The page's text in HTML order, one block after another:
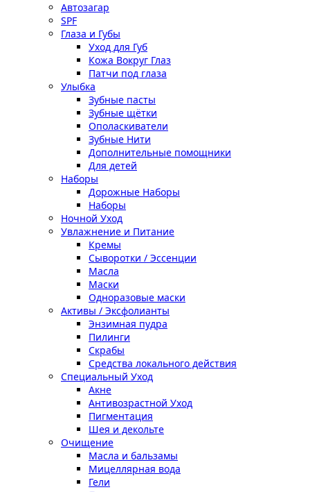
Автозагар
SPF
Глаза и Губы
Уход для Губ
Кожа Вокруг Глаз
Патчи под глаза
Улыбка
Зубные пасты
Зубные щётки
Ополаскиватели
Зубные Нити
Дополнительные помощники
Для детей
Наборы
Дорожные Наборы
Наборы
Ночной Уход
Увлажнение и Питание
Кремы
Сыворотки / Эссенции
Масла
Маски
Одноразовые маски
Активы / Эксфолианты
Энзимная пудра
Пилинги
Скрабы
Средства локального действия
Специальный Уход
Акне
Антивозрастной Уход
Пигментация
Шея и декольте
Очищение
Масла и бальзамы
Мицеллярная вода
Гели